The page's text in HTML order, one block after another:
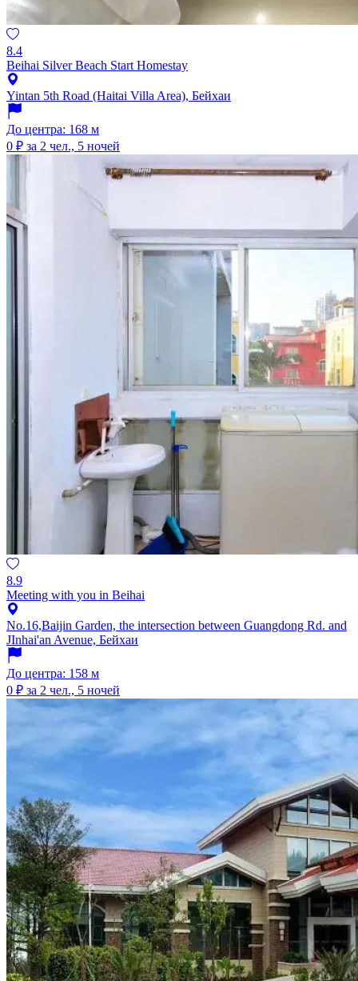
8.4
Beihai Silver Beach Start Homestay
Yintan 5th Road (Haitai Villa Area), Бейхаи
До центра: 168 м
0 ₽ за 2 чел., 5 ночей
8.9
Meeting with you in Beihai
No.16,Baijin Garden, the intersection between Guangdong Rd. and
JInhai'an Avenue, Бейхаи
До центра: 158 м
0 ₽ за 2 чел., 5 ночей